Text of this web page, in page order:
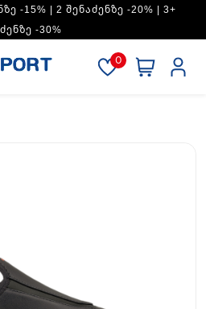
-15% | 2 ᲨᲔᲜᲐᲫᲔᲜᲖᲔ -20% | 3+
-30%
0